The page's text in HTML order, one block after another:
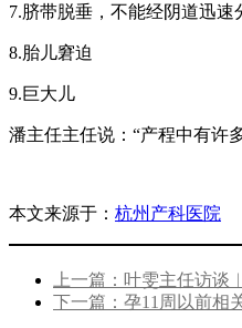
7.脐带脱垂，不能经阴道迅速
8.胎儿窘迫
9.巨大儿
潘主任主任说：“产程中有许
本文来源于： 杭州产科医院
上一篇：叶雯主任访谈
下一篇：孕11周以前相